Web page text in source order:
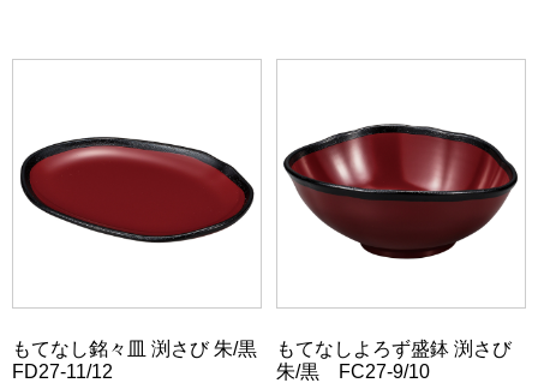
もてなし銘々皿 渕さび 朱/黒
FD27-11/12
もてなしよろず盛鉢 渕さび
朱/黒 FC27-9/10